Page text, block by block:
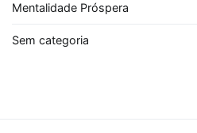
Mentalidade Próspera
Sem categoria